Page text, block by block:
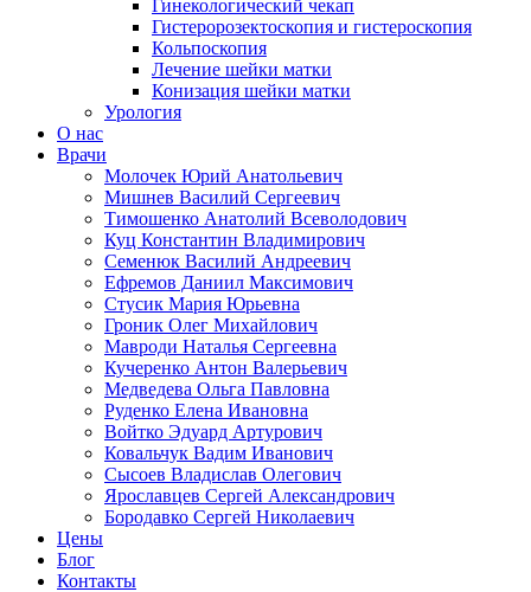
Гинекологический чекап
Гистеророзектоскопия и гистероскопия
Кольпоскопия
Лечение шейки матки
Конизация шейки матки
Урология
О нас
Врачи
Молочек Юрий Анатольевич
Мишнев Василий Сергеевич
Тимошенко Анатолий Всеволодович
Куц Константин Владимирович
Семенюк Василий Андреевич
Ефремов Даниил Максимович
Стусик Мария Юрьевна
Гроник Олег Михайлович
Мавроди Наталья Сергеевна
Кучеренко Антон Валерьевич
Медведева Ольга Павловна
Руденко Елена Ивановна
Войтко Эдуард Артурович
Ковальчук Вадим Иванович
Сысоев Владислав Олегович
Ярославцев Сергей Александрович
Бородавко Сергей Николаевич
Цены
Блог
Контакты